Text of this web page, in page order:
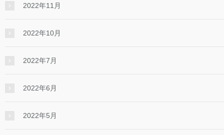
2022年11月
2022年10月
2022年7月
2022年6月
2022年5月